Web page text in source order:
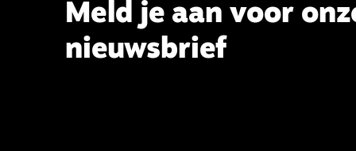
Meld je aan voor
nieuwsbrief